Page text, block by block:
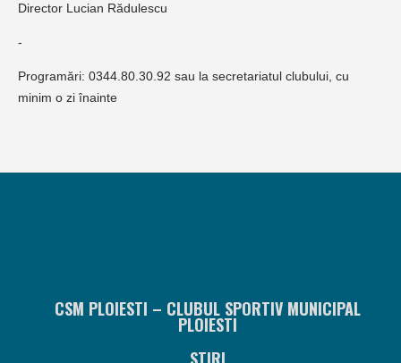
Director Lucian Rădulescu
-
Programări: 0344.80.30.92 sau la secretariatul clubului, cu
minim o zi înainte
CSM PLOIESTI – CLUBUL SPORTIV MUNICIPAL
PLOIESTI